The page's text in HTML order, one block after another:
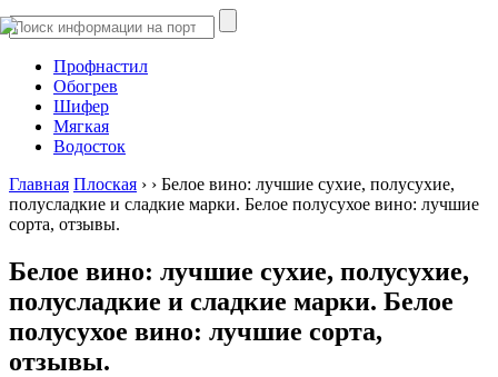
Профнастил
Обогрев
Шифер
Мягкая
Водосток
Главная Плоская › › Белое вино: лучшие сухие, полусухие,
полусладкие и сладкие марки. Белое полусухое вино: лучшие
сорта, отзывы.
Белое вино: лучшие сухие, полусухие,
полусладкие и сладкие марки. Белое
полусухое вино: лучшие сорта,
отзывы.